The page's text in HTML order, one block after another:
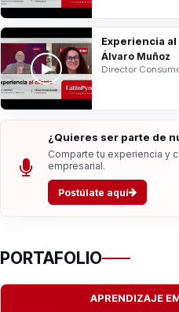
Experiencia
Álvaro Muñoz
Director
¿Quieres ser parte de
Comparte tu experiencia y
empresarial.
Postúlate aquí
PORTAFOLIO
APRENDIZAJE